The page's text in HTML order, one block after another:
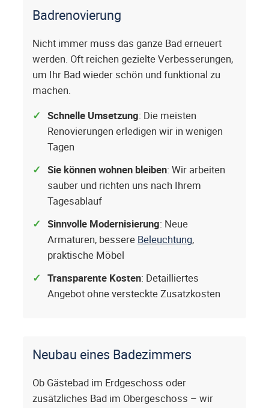
Badrenovierung
Nicht immer muss das ganze Bad erneuert
werden. Oft reichen gezielte Verbesserungen,
um Ihr Bad wieder schön und funktional zu
machen.
Schnelle Umsetzung: Die meisten
Renovierungen erledigen wir in wenigen
Tagen
Sie können wohnen bleiben: Wir arbeiten
sauber und richten uns nach Ihrem
Tagesablauf
Sinnvolle Modernisierung: Neue
Armaturen, bessere Beleuchtung,
praktische Möbel
Transparente Kosten: Detailliertes
Angebot ohne versteckte Zusatzkosten
Neubau eines Badezimmers
Ob Gästebad im Erdgeschoss oder
zusätzliches Bad im Obergeschoss – wir